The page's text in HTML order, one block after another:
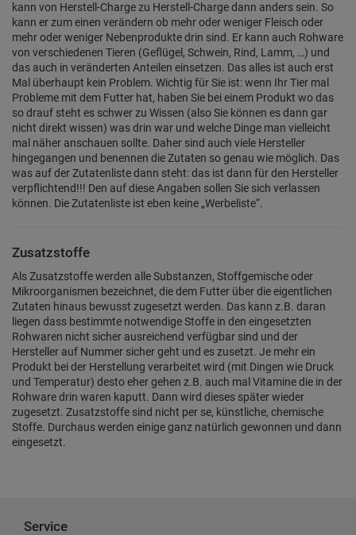
kann von Herstell-Charge zu Herstell-Charge dann anders sein. So
kann er zum einen verändern ob mehr oder weniger Fleisch oder
mehr oder weniger Nebenprodukte drin sind. Er kann auch Rohware
von verschiedenen Tieren (Geflügel, Schwein, Rind, Lamm, …) und
das auch in veränderten Anteilen einsetzen. Das alles ist auch erst
Mal überhaupt kein Problem. Wichtig für Sie ist: wenn Ihr Tier mal
Probleme mit dem Futter hat, haben Sie bei einem Produkt wo das
so drauf steht es schwer zu Wissen (also Sie können es dann gar
nicht direkt wissen) was drin war und welche Dinge man vielleicht
mal näher anschauen sollte. Daher sind auch viele Hersteller
hingegangen und benennen die Zutaten so genau wie möglich. Das
was auf der Zutatenliste dann steht: das ist dann für den Hersteller
verpflichtend!!! Den auf diese Angaben sollen Sie sich verlassen
können. Die Zutatenliste ist eben keine „Werbeliste“.
Zusatzstoffe
Als Zusatzstoffe werden alle Substanzen, Stoffgemische oder
Mikroorganismen bezeichnet, die dem Futter über die eigentlichen
Zutaten hinaus bewusst zugesetzt werden. Das kann z.B. daran
liegen dass bestimmte notwendige Stoffe in den eingesetzten
Rohwaren nicht sicher ausreichend verfügbar sind und der
Hersteller auf Nummer sicher geht und es zusetzt. Je mehr ein
Produkt bei der Herstellung verarbeitet wird (mit Dingen wie Druck
und Temperatur) desto eher gehen z.B. auch mal Vitamine die in der
Rohware drin waren kaputt. Dann wird dieses später wieder
zugesetzt. Zusatzstoffe sind nicht per se, künstliche, chemische
Stoffe. Durchaus werden einige ganz natürlich gewonnen und dann
eingesetzt.
Service